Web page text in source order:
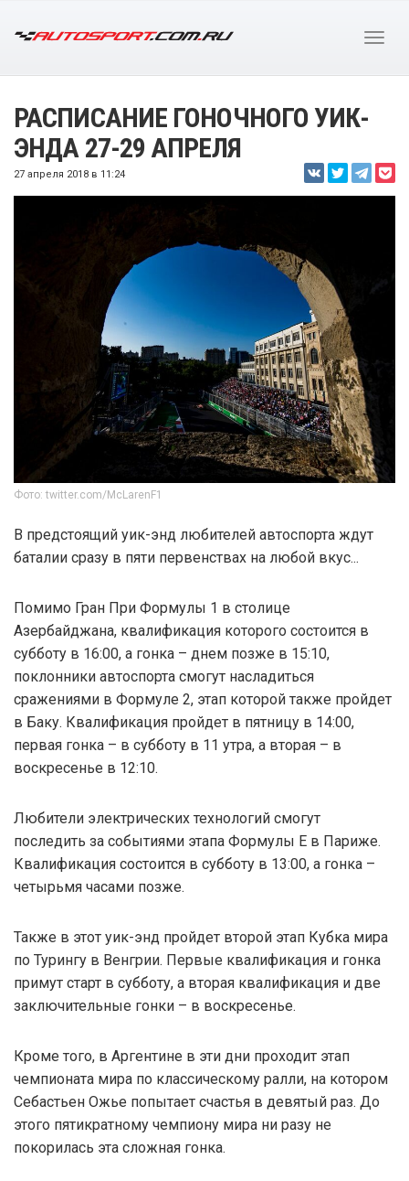
РАСПИСАНИЕ ГОНОЧНОГО УИК-
ЭНДА 27-29 АПРЕЛЯ
27 апреля 2018 в 11:24
Фото: twitter.com/McLarenF1
В предстоящий уик-энд любителей автоспорта ждут
баталии сразу в пяти первенствах на любой вкус...
Помимо Гран При Формулы 1 в столице
Азербайджана, квалификация которого состоится в
субботу в 16:00, а гонка – днем позже в 15:10,
поклонники автоспорта смогут насладиться
сражениями в Формуле 2, этап которой также пройдет
в Баку. Квалификация пройдет в пятницу в 14:00,
первая гонка – в субботу в 11 утра, а вторая – в
воскресенье в 12:10.
Любители электрических технологий смогут
последить за событиями этапа Формулы Е в Париже.
Квалификация состоится в субботу в 13:00, а гонка –
четырьмя часами позже.
Также в этот уик-энд пройдет второй этап Кубка мира
по Турингу в Венгрии. Первые квалификация и гонка
примут старт в субботу, а вторая квалификация и две
заключительные гонки – в воскресенье.
Кроме того, в Аргентине в эти дни проходит этап
чемпионата мира по классическому ралли, на котором
Себастьен Ожье попытает счастья в девятый раз. До
этого пятикратному чемпиону мира ни разу не
покорилась эта сложная гонка.